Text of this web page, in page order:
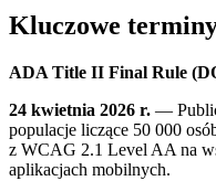
Kluczowe
ADA Title II Final Rule
24 kwietnia 2026 r. —
populacje liczące 50 000
z WCAG 2.1 Level AA na
aplikacjach mobilnych.